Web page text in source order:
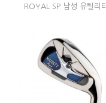
ROYAL SP 남성 유틸리